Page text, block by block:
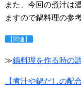
また、今回の煮汁は
ますので鍋料理の参
【関連】
≫鍋料理を作る時の
【煮汁や鍋だしの配